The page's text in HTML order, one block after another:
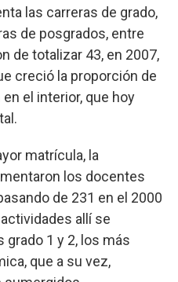
las carreras de grado,
de posgrados, entre
de totalizar 43, en 2007,
creció la proporción de
el interior, que hoy
matrícula, la
los docentes
de 231 en el 2000
allí se
1 y 2, los más
que a su vez,